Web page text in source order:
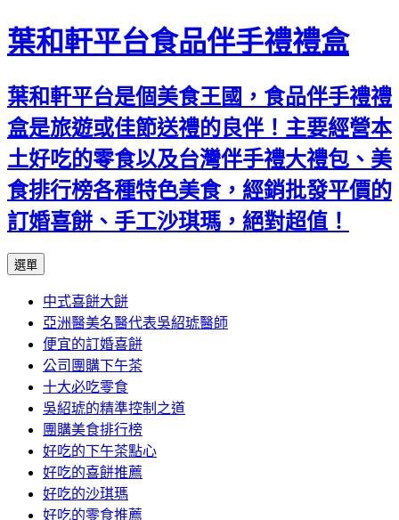
葉和軒平台食品伴手禮禮盒
葉和軒平台是個美食王國，食品伴手禮禮
盒是旅遊或佳節送禮的良伴！主要經營本
土好吃的零食以及台灣伴手禮大禮包、美
食排行榜各種特色美食，經銷批發平價的
訂婚喜餅、手工沙琪瑪，絕對超值！
選單
內
容
中式喜餅大餅
亞洲醫美名醫代表吳紹琥醫師
便宜的訂婚喜餅
公司團購下午茶
十大必吃零食
吳紹琥的精準控制之道
團購美食排行榜
好吃的下午茶點心
好吃的喜餅推薦
好吃的沙琪瑪
好吃的零食推薦